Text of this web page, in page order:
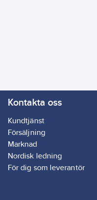
Kontakta oss
Kundtjänst
Försäljning
Marknad
Nordisk ledning
För dig som leverantör